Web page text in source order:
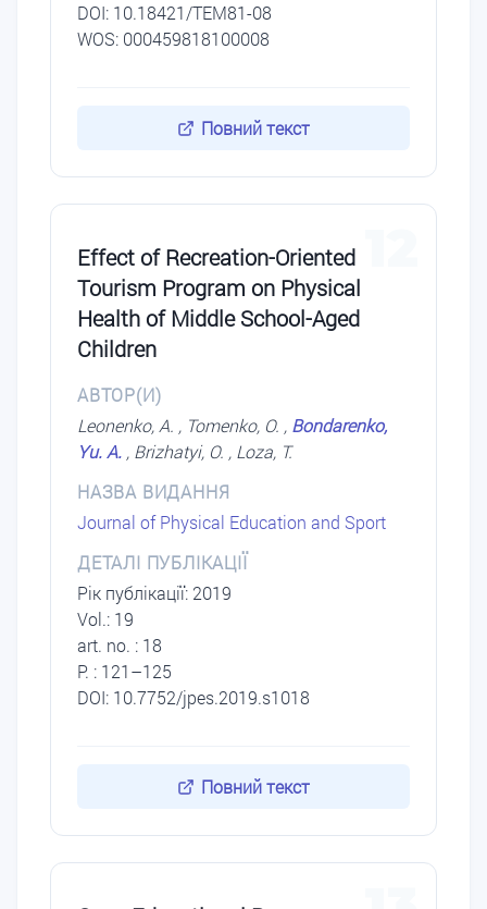
DОI: 10.18421/TEM81-08
WOS: 000459818100008
Повний текст
Effect of Recreation-Oriented
Tourism Program on Physical
Health of Middle School-Aged
Children
АВТОР(И)
Leonenko, A. , Tomenko, O. , Bondarenko,
Yu. A. , Brizhatyi, O. , Loza, T.
НАЗВА ВИДАННЯ
Journal of Physical Education and Sport
ДЕТАЛІ ПУБЛІКАЦІЇ
Рік публікації: 2019
Vol.: 19
art. no. : 18
P. : 121–125
DOI: 10.7752/jpes.2019.s1018
Повний текст